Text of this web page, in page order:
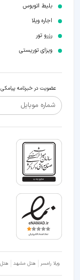
بلیط اتوبوس
اجاره ویلا
رزرو تور
ویزای توریستی
عضویت در خبرنامه پیامکی
شماره موبایل
ویلا رامسر هتل مشهد